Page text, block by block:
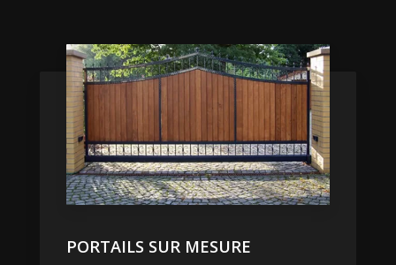
PORTAILS SUR MESURE